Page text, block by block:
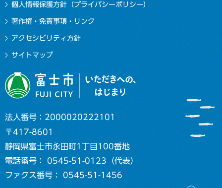
個人情報保護方針（プライバシーポリシー）
著作権・免責事項・リンク
アクセシビリティ方針
サイトマップ
法人番号：2000020222101
〒417-8601
静岡県富士市永田町1丁目100番地
電話番号： 0545-51-0123（代表）
ファクス番号： 0545-51-1456